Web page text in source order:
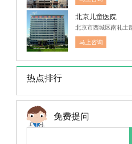
北京儿童医院
北京市西城区南礼士
马上咨询
热点排行
免费提问